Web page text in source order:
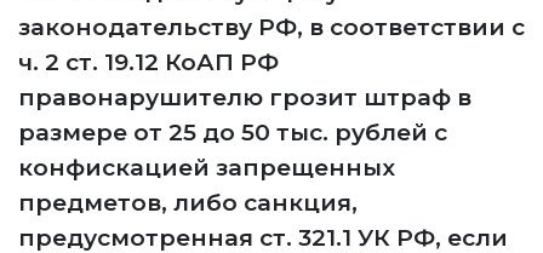
законодательству РФ, в соответствии с
ч. 2 ст. 19.12 КоАП РФ
правонарушителю грозит штраф в
размере от 25 до 50 тыс. рублей с
конфискацией запрещенных
предметов, либо санкция,
предусмотренная ст. 321.1 УК РФ, если